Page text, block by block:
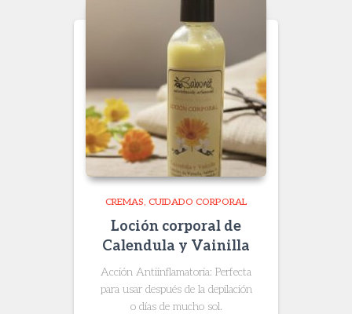
CREMAS CUIDADO CORPORAL
Loción corporal de
Calendula y Vainilla
Acción Antiinflamatoria: Perfecta
para usar después de la depilación
o días de mucho sol.